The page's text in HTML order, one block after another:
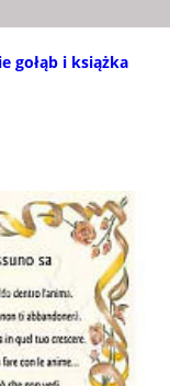
gołąb i książka